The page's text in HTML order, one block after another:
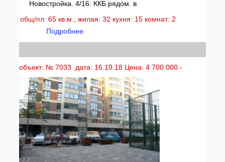
Новостройка. 4/16. ККБ рядом. в
общ/пл: 65 кв.м., жилая: 32 кухня: 15 комнат: 2
Подробнее
объект: № 7033 дата: 16.10.18 Цена: 4 700 000 -